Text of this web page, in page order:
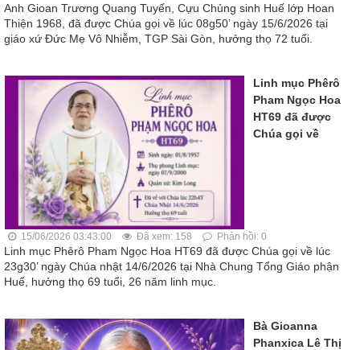
Anh Gioan Trương Quang Tuyến, Cựu Chủng sinh Huế lớp Hoan
Thiện 1968, đã được Chúa gọi về lúc 08g50’ ngày 15/6/2026 tại
giáo xứ Đức Mẹ Vô Nhiễm, TGP Sài Gòn, hưởng thọ 72 tuổi.
Linh mục Phêrô
Pham Ngọc Hoa
HT69 đã được
Chúa gọi về
15/06/2026 03:43:00 Đã xem: 158 Phản hồi: 0
Linh mục Phêrô Pham Ngọc Hoa HT69 đã được Chúa gọi về lúc
23g30’ ngày Chúa nhật 14/6/2026 tại Nhà Chung Tổng Giáo phận
Huế, hưởng thọ 69 tuổi, 26 năm linh mục.
Bà Gioanna
Phanxica Lê Thị